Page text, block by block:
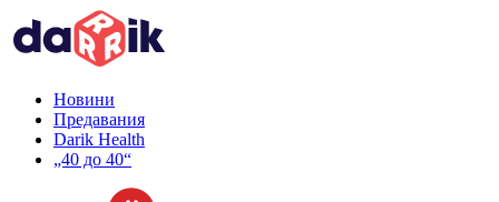
Новини
Предавания
Darik Health
„40 до 40“